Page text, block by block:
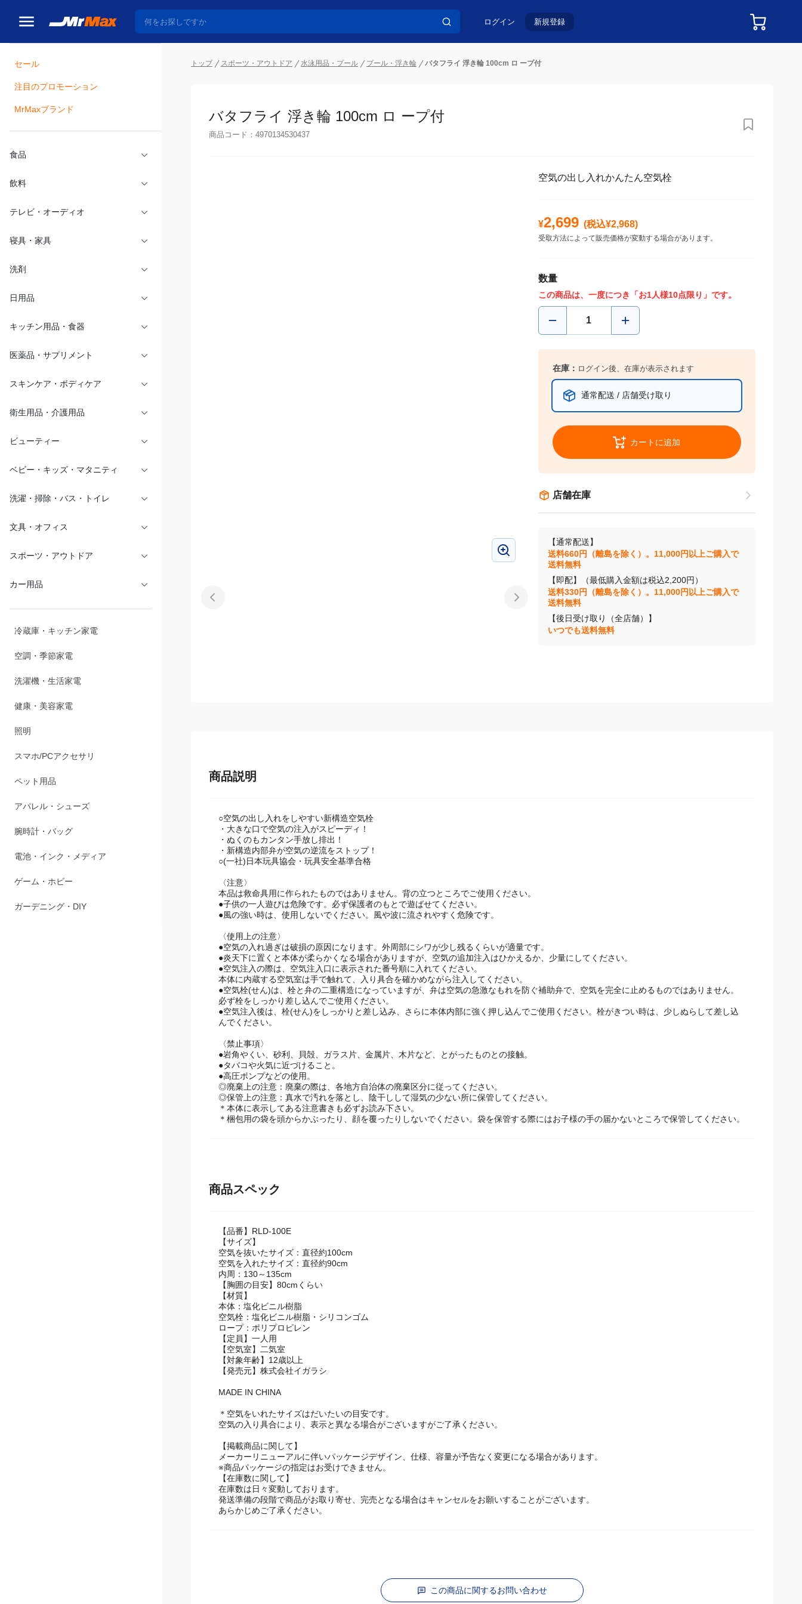
ログイン 新規登録
セール
注目のプロモーション
MrMaxブランド
食品
飲料
テレビ・オーディオ
寝具・家具
洗剤
日用品
キッチン用品・食器
医薬品・サプリメント
スキンケア・ボディケア
衛生用品・介護用品
ビューティー
ベビー・キッズ・マタニティ
洗濯・掃除・バス・トイレ
文具・オフィス
スポーツ・アウトドア
カー用品
冷蔵庫・キッチン家電
空調・季節家電
洗濯機・生活家電
健康・美容家電
照明
スマホ/PCアクセサリ
ペット用品
アパレル・シューズ
腕時計・バッグ
電池・インク・メディア
ゲーム・ホビー
ガーデニング・DIY
トップ スポーツ・アウトドア 水泳用品・プール プール・浮き輪 バタフライ 浮き輪 100cm ロ ープ付
バタフライ 浮き輪 100cm ロ ープ付
商品コード： 4970134530437
空気の出し入れかんたん空気栓
¥2,699 (税込¥2,968)
受取方法によって販売価格が変動する場合があります。
数量
この商品は、一度につき「お1人様10点限り」です。
在庫： ログイン後、在庫が表示されます
通常配送 / 店舗受け取り
カートに追加
店舗在庫
【通常配送】
送料660円（離島を除く）。11,000円以上ご購入で
送料無料
【即配】（最低購入金額は税込2,200円）
送料330円（離島を除く）。11,000円以上ご購入で
送料無料
【後日受け取り（全店舗）】
いつでも送料無料
商品説明
○空気の出し入れをしやすい新構造空気栓
・大きな口で空気の注入がスピーディ！
・ぬくのもカンタン手放し排出！
・新構造内部弁が空気の逆流をストップ！
○(一社)日本玩具協会・玩具安全基準合格
〈注意〉
本品は救命具用に作られたものではありません。背の立つところでご使用ください。
●子供の一人遊びは危険です。必ず保護者のもとで遊ばせてください。
●風の強い時は、使用しないでください。風や波に流されやすく危険です。
〈使用上の注意〉
●空気の入れ過ぎは破損の原因になります。外周部にシワが少し残るくらいが適量です。
●炎天下に置くと本体が柔らかくなる場合がありますが、空気の追加注入はひかえるか、少量にしてください。
●空気注入の際は、空気注入口に表示された番号順に入れてください。
本体に内蔵する空気室は手で触れて、入り具合を確かめながら注入してください。
●空気栓(せん)は、栓と弁の二重構造になっていますが、弁は空気の急激なもれを防ぐ補助弁で、空気を完全に止めるものではありません。
必ず栓をしっかり差し込んでご使用ください。
●空気注入後は、栓(せん)をしっかりと差し込み、さらに本体内部に強く押し込んでご使用ください。栓がきつい時は、少しぬらして差し込
んでください。
〈禁止事項〉
●岩角やくい、砂利、貝殻、ガラス片、金属片、木片など、とがったものとの接触。
●タバコや火気に近づけること。
●高圧ポンプなどの使用。
◎廃棄上の注意：廃棄の際は、各地方自治体の廃棄区分に従ってください。
◎保管上の注意：真水で汚れを落とし、陰干しして湿気の少ない所に保管してください。
＊本体に表示してある注意書きも必ずお読み下さい。
＊梱包用の袋を頭からかぶったり、顔を覆ったりしないでください。袋を保管する際にはお子様の手の届かないところで保管してください。
商品スペック
【品番】RLD-100E
【サイズ】
空気を抜いたサイズ：直径約100cm
空気を入れたサイズ：直径約90cm
内周：130～135cm
【胸囲の目安】80cmくらい
【材質】
本体：塩化ビニル樹脂
空気栓：塩化ビニル樹脂・シリコンゴム
ロープ：ポリプロピレン
【定員】一人用
【空気室】二気室
【対象年齢】12歳以上
【発売元】株式会社イガラシ
MADE IN CHINA
＊空気をいれたサイズはだいたいの目安です。
空気の入り具合により、表示と異なる場合がございますがご了承ください。
【掲載商品に関して】
メーカーリニューアルに伴いパッケージデザイン、仕様、容量が予告なく変更になる場合があります。
※商品パッケージの指定はお受けできません。
【在庫数に関して】
在庫数は日々変動しております。
発送準備の段階で商品がお取り寄せ、完売となる場合はキャンセルをお願いすることがございます。
あらかじめご了承ください。
この商品に関するお問い合わせ